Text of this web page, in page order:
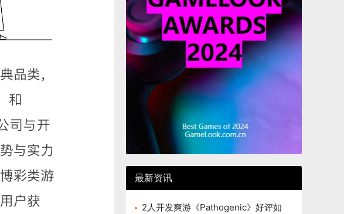
最新资讯
2人开发爽游《Pathogenic》好评如